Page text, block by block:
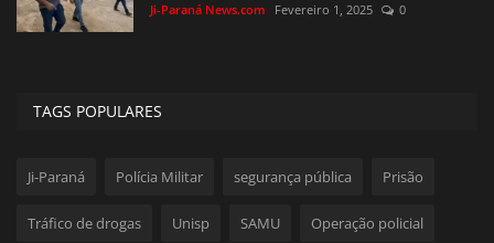
Ji-Paraná News.com Fevereiro 1, 2025 0
TAGS POPULARES
Ji-Paraná Polícia Militar segurança pública Prisão
Tráfico de drogas Unisp SAMU Operação policial